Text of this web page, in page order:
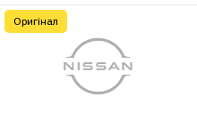
Оригінал